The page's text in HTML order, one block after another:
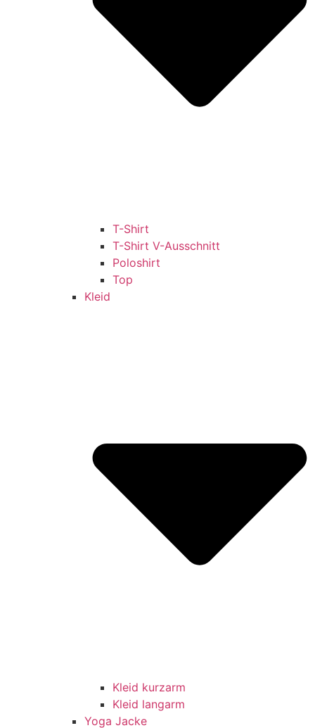
T-Shirt
T-Shirt V-Ausschnitt
Poloshirt
Top
Kleid
Kleid kurzarm
Kleid langarm
Yoga Jacke